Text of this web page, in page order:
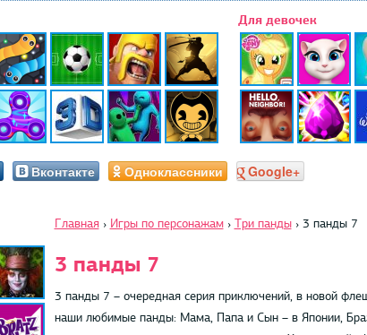
Для девочек
Вконтакте Одноклассники Google+
Главная › Игры по персонажам › Три панды › 3 панды 7
3 панды 7
3 панды 7 – очередная серия приключений, в новой
наши любимые панды: Мама, Папа и Сын – в Японии,